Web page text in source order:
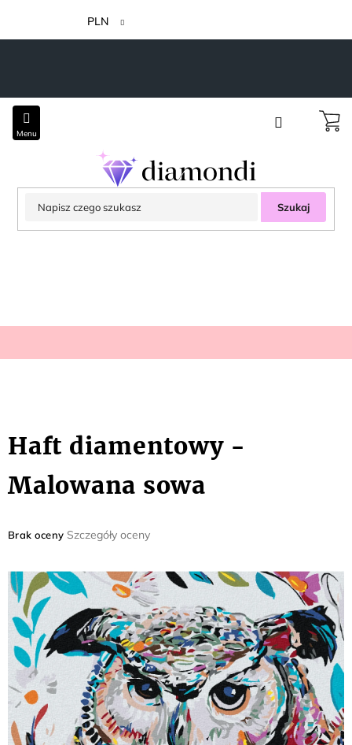
treści
PLN
Szukaj
Haft diamentowy -
Malowana sowa
Średnia
wynosi
0,0
na
gwiazdek.
Brak oceny Szczegóły oceny